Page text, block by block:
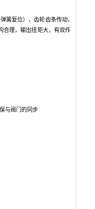
簧复位），齿轮齿条传动，
合理，输出扭矩大，有双作
与阀门的同步